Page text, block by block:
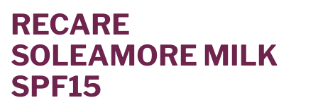
RECARE
SOLEAMORE MILK
SPF15